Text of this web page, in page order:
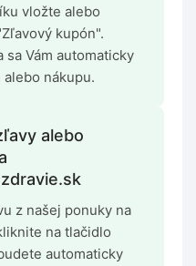
vložte alebo
kupón".
sa Vám automaticky
nákupu.
alebo
z našej ponuky na
na tlačidlo
automaticky